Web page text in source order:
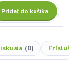
Pridať do košíka
0